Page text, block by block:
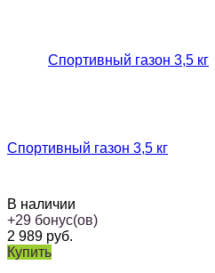
Спортивный газон 3,5 кг
В наличии
+29 бонус(ов)
2 989 руб.
Купить